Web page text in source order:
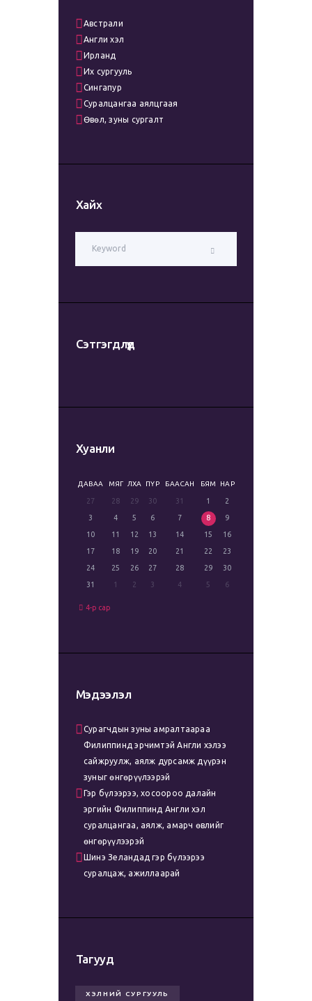
Австрали
Англи хэл
Ирланд
Их сургууль
Сингапур
Суралцангаа аялцгаая
Өвөл, зуны сургалт
Хайх
Сэтгэгдлүүд
Хуанли
ДАВАА МЯГ ЛХА ПҮР БААСАН БЯМ НАР
27 28 29 30 31 1
2
3
4 5 6 7 8
9
10
11 12 13 14 15
16
17
18 19 20 21 22
23
24
25 26 27 28 29
30
31
1 2 3 4 5 6
4-р сар
Мэдээлэл
Сурагчдын зуны амралтаараа
Филиппинд эрчимтэй Англи хэлээ
сайжруулж, аялж дурсамж дүүрэн
зуныг өнгөрүүлээрэй
Гэр бүлээрээ, хосоороо далайн
эргийн Филиппинд Англи хэл
суралцангаа, аялж, амарч өвлийг
өнгөрүүлээрэй
Шинэ Зеландад гэр бүлээрээ
суралцаж, ажиллаарай
Тагууд
ХЭЛНИЙ СУРГУУЛЬ